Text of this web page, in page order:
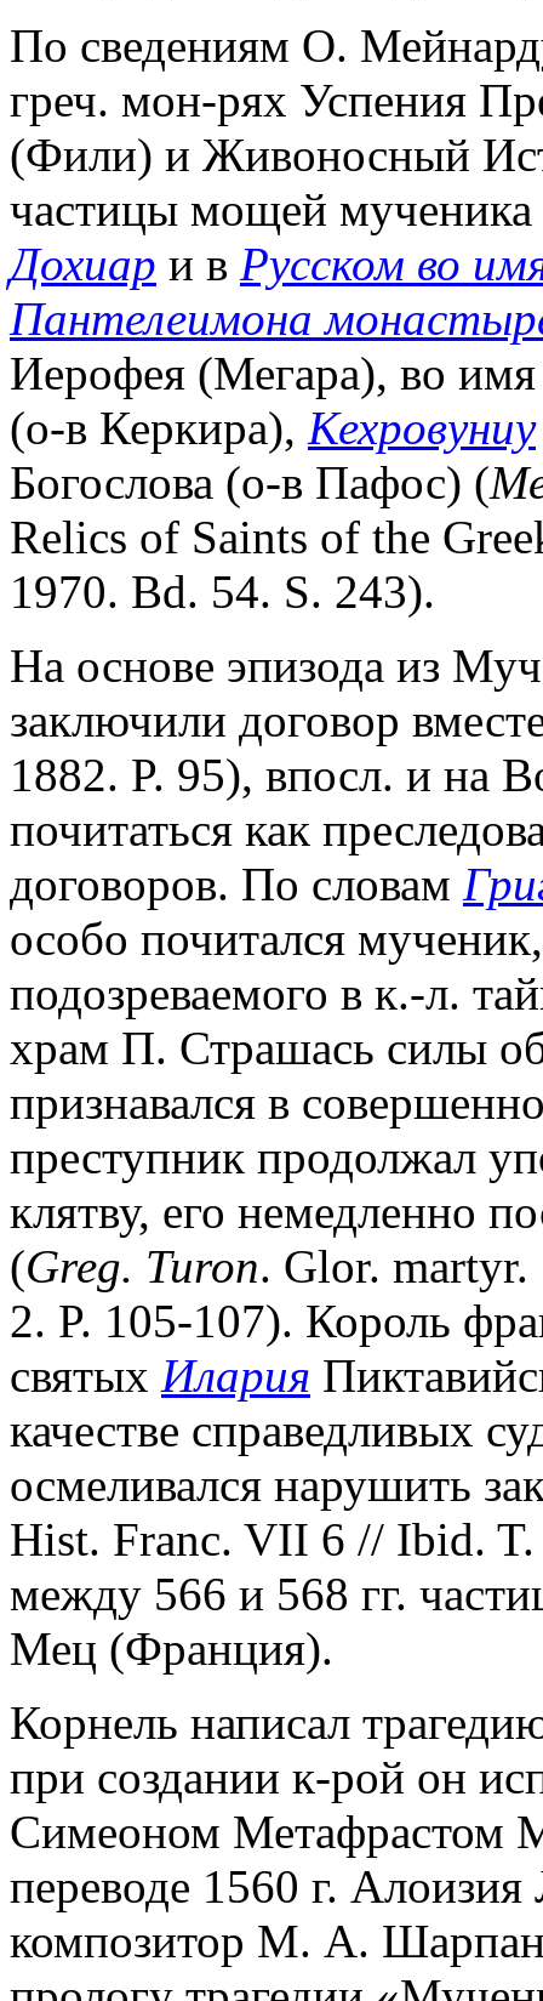
По сведениям О.
греч. мон-рях Успения
(Фили) и Живоносный
частицы мощей
Дохиар и в Русском во
Пантелеимона
Иерофея (Мегара), во
(о-в Керкира), Кехровуниу
Богослова (о-в Пафос) (
Relics of Saints of the
1970. Bd. 54. S. 243).
На основе эпизода из
заключили договор
1882. P. 95), впосл. и на
почитаться как
договоров. По словам
особо почитался
подозреваемого в к.-л.
храм П. Страшась силы
признавался в
преступник продолжал
клятву, его немедленно
(Greg. Turon. Glor. martyr.
2. P. 105-107). Король
святых Илария
качестве справедливых
осмеливался нарушить
Hist. Franc. VII 6 // Ibid.
между 566 и 568 гг.
Мец (Франция).
Корнель написал
при создании к-рой он
Симеоном Метафрастом
переводе 1560 г.
композитор М. А.